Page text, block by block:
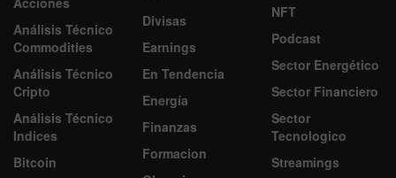
Análisis Técnico
Commodities
Análisis Técnico
Cripto
Análisis Técnico
Indices
Bitcoin
Divisas
Earnings
En Tendencia
Energía
Finanzas
Formacion
NFT
Podcast
Sector Energético
Sector Financiero
Sector
Tecnologico
Streamings